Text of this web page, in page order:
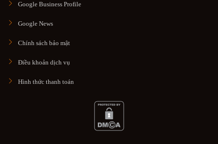
Google Business Profile
Google News
Chính sách bảo mật
Điều khoản dịch vụ
Hình thức thanh toán